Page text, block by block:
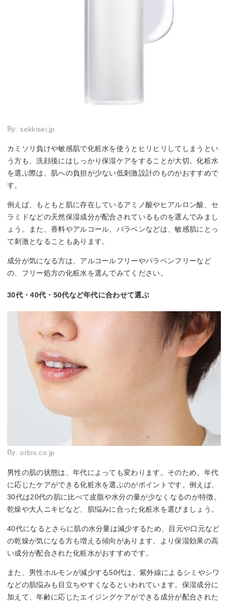
By: sekkisei.jp
カミソリ負けや敏感肌で化粧水を使うとヒリヒリしてしまうとい
う方も、洗顔後にはしっかり保湿ケアをすることが大切。化粧水
を選ぶ際は、肌への負担が少ない低刺激設計のものがおすすめで
す。
例えば、もともと肌に存在しているアミノ酸やヒアルロン酸、セ
ラミドなどの天然保湿成分が配合されているものを選んでみまし
ょう。また、香料やアルコール、パラベンなどは、敏感肌にとっ
て刺激となることもあります。
成分が気になる方は、アルコールフリーやパラベンフリーなど
の、フリー処方の化粧水を選んでみてください。
30代・40代・50代など年代に合わせて選ぶ
By:orbis.co.jp
男性の肌の状態は、年代によっても変わります。そのため、年代
に応じたケアができる化粧水を選ぶのがポイントです。例えば、
30代は20代の肌に比べて皮脂や水分の量が少なくなるのが特徴。
乾燥や大人ニキビなど、肌悩みに合った化粧水を選びましょう。
40代になるとさらに肌の水分量は減少するため、目元や口元など
の乾燥が気になる方も増える傾向があります。より保湿効果の高
い成分が配合された化粧水がおすすめです。
また、男性ホルモンが減少する50代は、紫外線によるシミやシワ
などの肌悩みも目立ちやすくなるといわれています。保湿成分に
加えて、年齢に応じたエイジングケアができる成分が配合された